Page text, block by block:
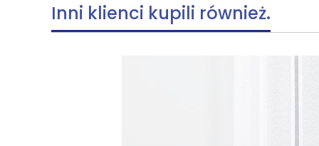
Inni klienci kupili również.